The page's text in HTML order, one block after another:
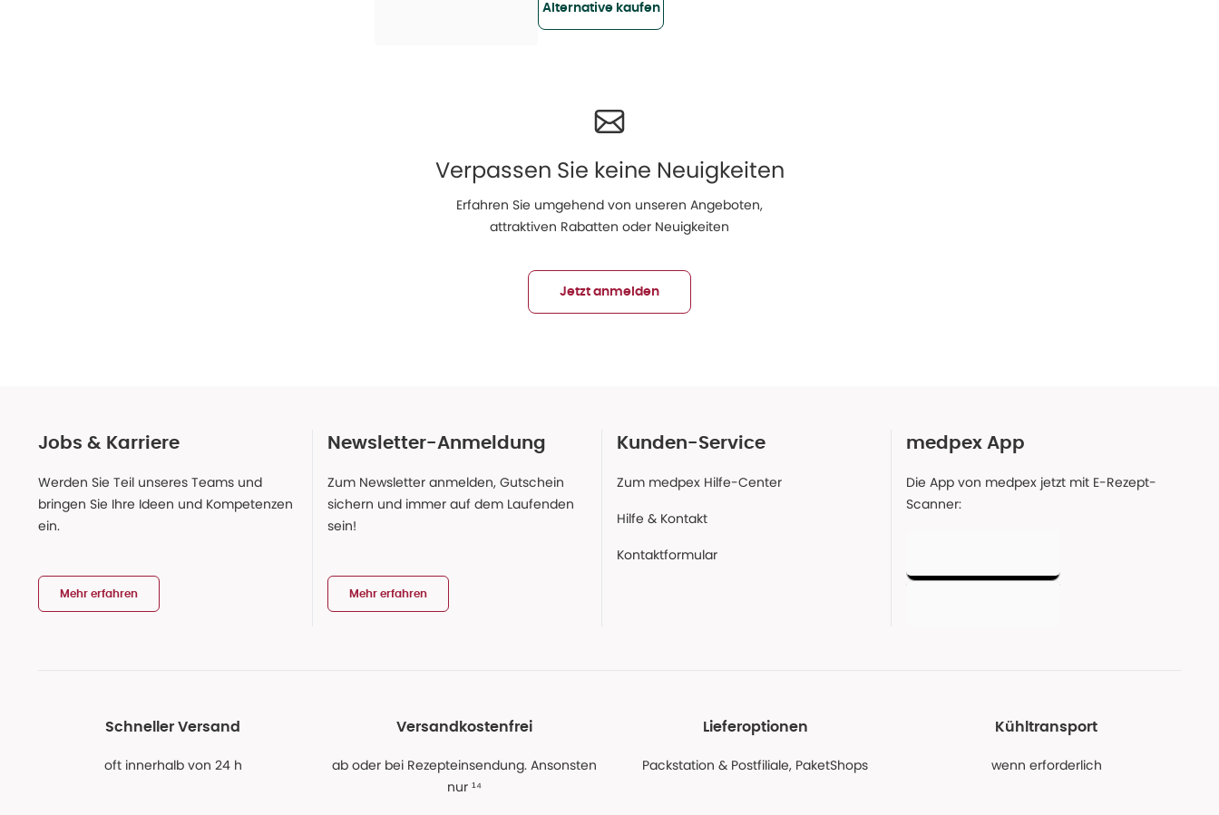
Alternative kaufen
Verpassen Sie keine Neuigkeiten
Erfahren Sie umgehend von unseren Angeboten,
attraktiven Rabatten oder Neuigkeiten
Jetzt anmelden
Jobs & Karriere
Werden Sie Teil unseres Teams und
bringen Sie Ihre Ideen und Kompetenzen
ein.
Mehr erfahren
Newsletter-Anmeldung
Zum Newsletter anmelden, Gutschein
sichern und immer auf dem Laufenden
sein!
Mehr erfahren
Kunden-Service
Zum medpex Hilfe-Center
Hilfe & Kontakt
Kontaktformular
medpex App
Die App von medpex jetzt mit E-Rezept-
Scanner:
Schneller Versand
oft innerhalb von 24 h
Versandkostenfrei
ab oder bei Rezepteinsendung. Ansonsten
nur ¹⁴
Lieferoptionen
Packstation & Postfiliale, PaketShops
Kühltransport
wenn erforderlich